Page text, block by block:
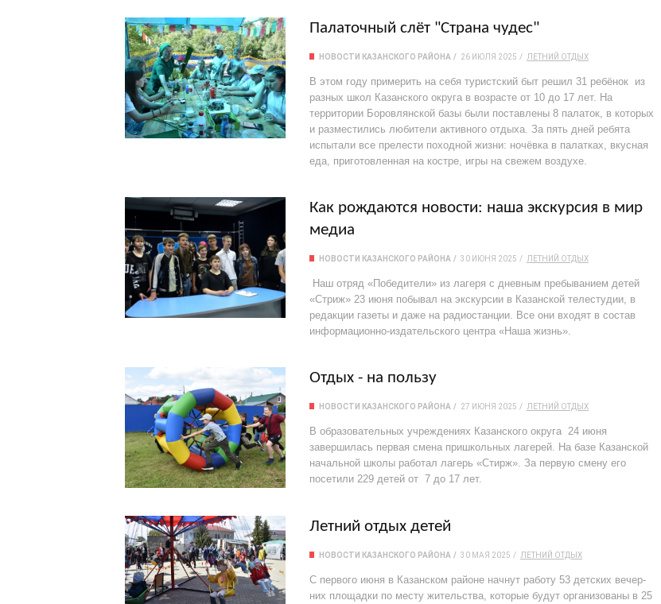
Палаточный слёт "Страна чудес"
НОВОСТИ КАЗАНСКОГО РАЙОНА 26 ИЮЛЯ 2025 ЛЕТНИЙ ОТДЫХ
В этом году примерить на себя туристский быт решил 31 ребёнок из
разных школ Казанского округа в возрасте от 10 до 17 лет. На
территории Боровлянской базы были поставлены 8 палаток, в которых
и разместились любители активного отдыха. За пять дней ребята
испытали все прелести походной жизни: ночёвка в палатках, вкусная
еда, приготовленная на костре, игры на свежем воздухе.
Как рождаются новости: наша экскурсия в мир
медиа
НОВОСТИ КАЗАНСКОГО РАЙОНА 30 ИЮНЯ 2025 ЛЕТНИЙ ОТДЫХ
Наш отряд «Победители» из лагеря с дневным пребыванием детей
«Стриж» 23 июня побывал на экскурсии в Казанской телестудии, в
редакции газеты и даже на радиостанции. Все они входят в состав
информационно-издательского центра «Наша жизнь».
Отдых - на пользу
НОВОСТИ КАЗАНСКОГО РАЙОНА 27 ИЮНЯ 2025 ЛЕТНИЙ ОТДЫХ
В образовательных учреждениях Казанского округа 24 июня
завершилась первая смена пришкольных лагерей. На базе Казанской
начальной школы работал лагерь «Стирж». За первую смену его
посетили 229 детей от 7 до 17 лет.
Летний отдых детей
НОВОСТИ КАЗАНСКОГО РАЙОНА 30 МАЯ 2025 ЛЕТНИЙ ОТДЫХ
С первого июня в Казанском рай­оне начнут работу 53 детских вечер­
них площадки по месту жительства, которые будут организованы в 25